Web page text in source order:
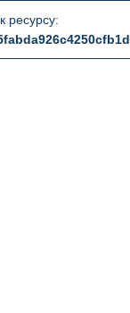
ресурсу: